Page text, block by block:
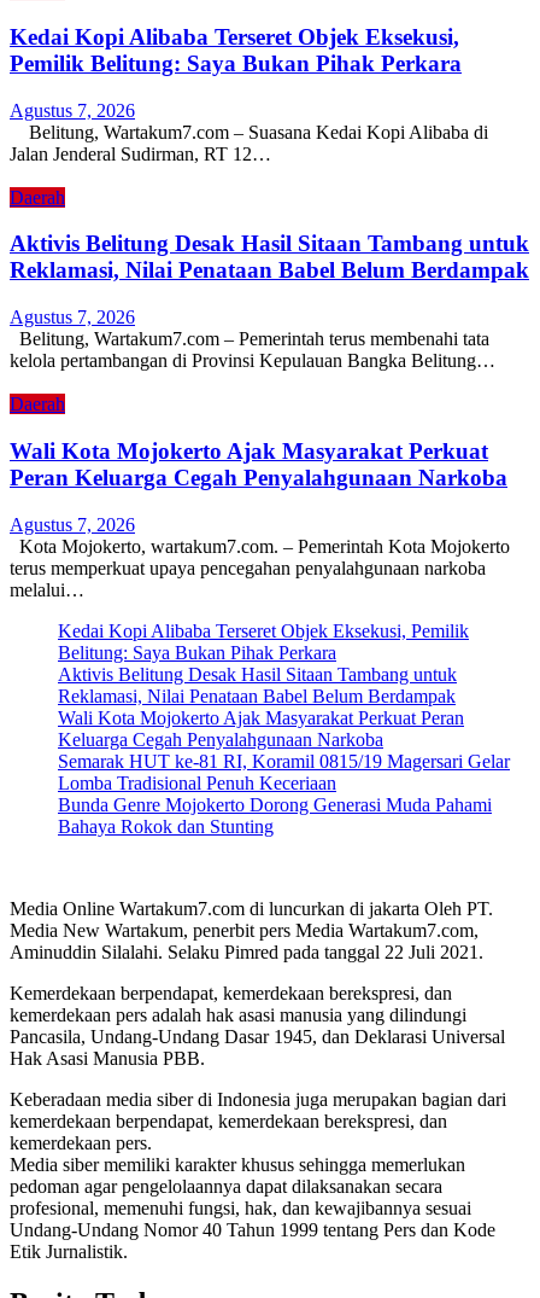
Kedai Kopi Alibaba Terseret Objek Eksekusi,
Pemilik Belitung: Saya Bukan Pihak Perkara
Agustus 7, 2026
Belitung, Wartakum7.com – Suasana Kedai Kopi Alibaba di
Jalan Jenderal Sudirman, RT 12…
Daerah
Aktivis Belitung Desak Hasil Sitaan Tambang untuk
Reklamasi, Nilai Penataan Babel Belum Berdampak
Agustus 7, 2026
Belitung, Wartakum7.com – Pemerintah terus membenahi tata
kelola pertambangan di Provinsi Kepulauan Bangka Belitung…
Daerah
Wali Kota Mojokerto Ajak Masyarakat Perkuat
Peran Keluarga Cegah Penyalahgunaan Narkoba
Agustus 7, 2026
Kota Mojokerto, wartakum7.com. – Pemerintah Kota Mojokerto
terus memperkuat upaya pencegahan penyalahgunaan narkoba
melalui…
Kedai Kopi Alibaba Terseret Objek Eksekusi, Pemilik
Belitung: Saya Bukan Pihak Perkara
Aktivis Belitung Desak Hasil Sitaan Tambang untuk
Reklamasi, Nilai Penataan Babel Belum Berdampak
Wali Kota Mojokerto Ajak Masyarakat Perkuat Peran
Keluarga Cegah Penyalahgunaan Narkoba
Semarak HUT ke-81 RI, Koramil 0815/19 Magersari Gelar
Lomba Tradisional Penuh Keceriaan
Bunda Genre Mojokerto Dorong Generasi Muda Pahami
Bahaya Rokok dan Stunting
Media Online Wartakum7.com di luncurkan di jakarta Oleh PT.
Media New Wartakum, penerbit pers Media Wartakum7.com,
Aminuddin Silalahi. Selaku Pimred pada tanggal 22 Juli 2021.
Kemerdekaan berpendapat, kemerdekaan berekspresi, dan
kemerdekaan pers adalah hak asasi manusia yang dilindungi
Pancasila, Undang-Undang Dasar 1945, dan Deklarasi Universal
Hak Asasi Manusia PBB.
Keberadaan media siber di Indonesia juga merupakan bagian dari
kemerdekaan berpendapat, kemerdekaan berekspresi, dan
kemerdekaan pers.
Media siber memiliki karakter khusus sehingga memerlukan
pedoman agar pengelolaannya dapat dilaksanakan secara
profesional, memenuhi fungsi, hak, dan kewajibannya sesuai
Undang-Undang Nomor 40 Tahun 1999 tentang Pers dan Kode
Etik Jurnalistik.